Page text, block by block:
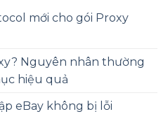
mới cho gói Proxy
Nguyên nhân thường
hiệu quả
eBay không bị lỗi